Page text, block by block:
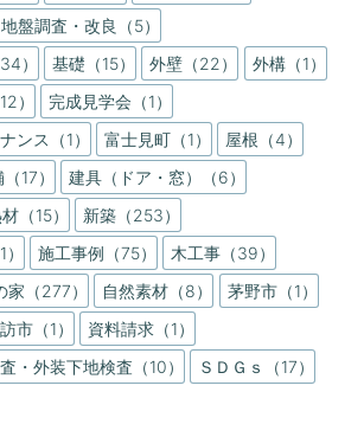
地盤調査・改良（5）
）
基礎（15） 外壁（22）
外構（1）
）
完成見学会（1）
ンス（1）
富士見町（1）
屋根（4）
17）
建具（ドア・窓）（6）
（15）
新築（253）
施工事例（75）
木工事（39）
家（277） 自然素材（8）
茅野市（1）
市（1）
資料請求（1）
・外装下地検査（10）
ＳＤＧｓ（17）